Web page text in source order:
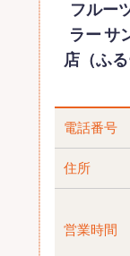
フルー
ラー サ
店（ふ
電話番号
住所
営業時間